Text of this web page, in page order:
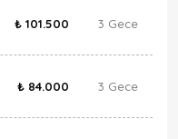
₺ 101.500 3 Gece
₺ 84.000 3 Gece